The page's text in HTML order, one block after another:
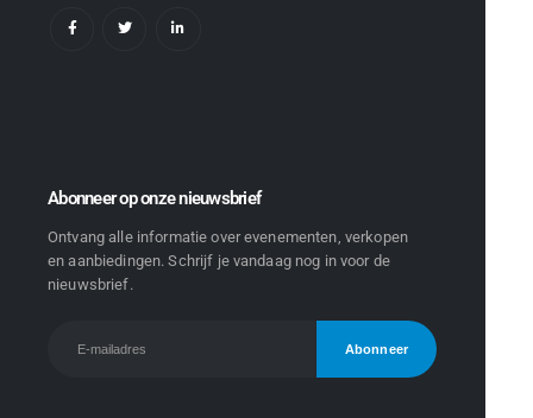
Abonneer op onze nieuwsbrief
Ontvang alle informatie over evenementen, verkopen
en aanbiedingen. Schrijf je vandaag nog in voor de
nieuwsbrief.